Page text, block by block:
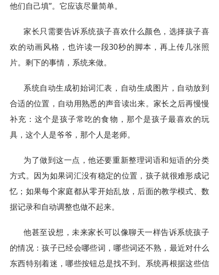
他们自己填”。它应该尽量简单。
家长只需要告诉系统孩子喜欢什么颜色，选择孩子喜
欢的动画风格，也许读一段30秒的脚本，再上传几张照
片。剩下的事情，系统来做。
系统自动生成初始词汇表，自动生成图片，自动放到
合适的位置，自动用熟悉的声音读出来。家长之后再慢慢
补充：这个是孩子常吃的食物，那个是孩子最喜欢的玩
具，这个人是爷爷，那个人是老师。
为了做到这一点，他还要重新整理词语和短语的分类
方式。因为如果词汇没有稳定的位置，孩子就很难形成记
忆；如果每个家庭都从零开始乱放，后面的教学模式、数
据记录和自动调整也做不起来。
他甚至设想，未来家长可以像聊天一样告诉系统孩子
的情况：孩子已经会哪些词，哪些词还不熟，最近对什么
东西特别着迷，哪些按钮总是找不到。系统再根据这些信